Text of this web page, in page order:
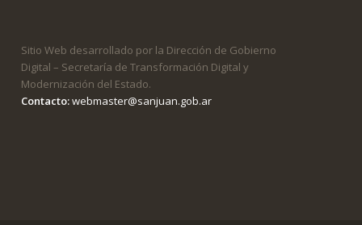
Sitio Web desarrollado por la Dirección de Gobierno
Digital – Secretaría de Transformación Digital y
Modernización del Estado.
Contacto:webmaster@sanjuan.gob.ar